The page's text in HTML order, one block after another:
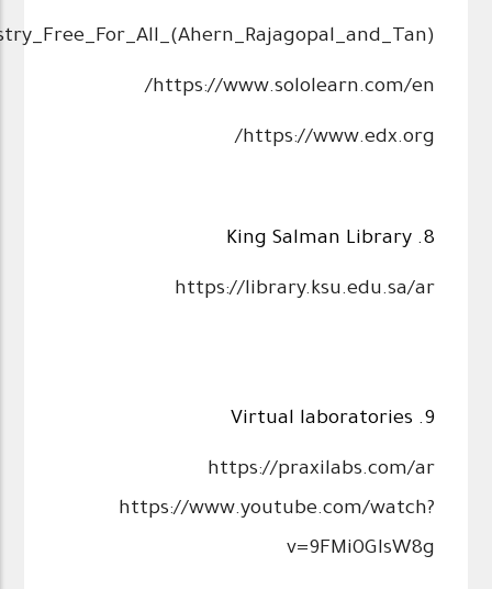
https://www.sololearn.com/en/
https://www.edx.org/
8. King Salman Library
https://library.ksu.edu.sa/ar
9. Virtual laboratories
https://praxilabs.com/ar
https://www.youtube.com/watch?
v=9FMi0GIsW8g